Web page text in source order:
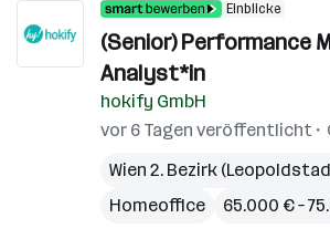
Einblicke
(Senior) Performance
Analyst*in
hokify GmbH
vor 6 Tagen veröffentlicht
Wien 2. Bezirk
Homeoffice
65.000 € –